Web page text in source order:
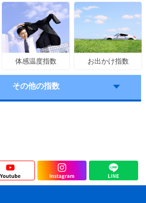
体感温度指数 お出かけ指数
その他の指数